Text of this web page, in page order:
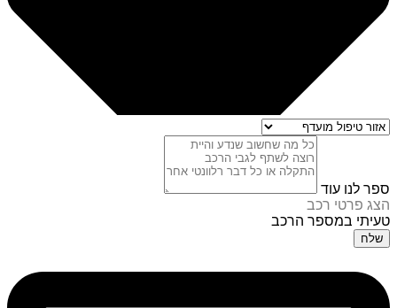
ספר לנו עוד
הצג פרטי רכב
טעיתי במספר הרכב
שלח